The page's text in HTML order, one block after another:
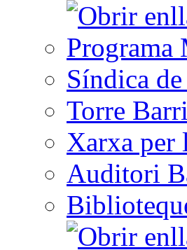
Programa
Síndica
Torre
Xarxa per
Auditori